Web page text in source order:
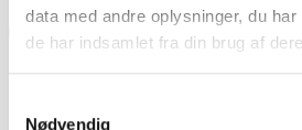
data med andre oplysninger, du
de har indsamlet fra din brug af
Nødvendig
-31%